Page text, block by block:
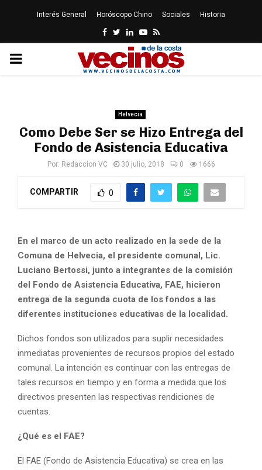
Interés General Horóscopo Chino Sociales Historia
Facebook
Twitter
LinkedinYoutube
Rss
PRIMARY
Helvecia
Como Debe Ser se Hizo Entrega del
Fondo de Asistencia Educativa
Por: Redaccion VC 30 julio, 2018 0 1666
COMPARTIR 0
En el marco de un acto realizado en la sede de la
Comuna de Helvecia, el presidente comunal, Lic.
Luciano Bertossi, junto a integrantes de la comisión
del Fondo de Asistencia Educativa, FAE, hicieron
entrega de la segunda cuota de los fondos a las
diferentes instituciones educativas de la localidad.
Dichos fondos son utilizados para suplir necesidades
inmediatas provenientes de recursos propios del estado
comunal. La intención es continuar con las entregas de
tales recursos en tiempo y en forma a medida que los
directivos presenten las respectivas rendiciones de
cuentas.
¿Qué es el FAE?
El FAE (Fondo de Asistencia Educativa) se crea en las